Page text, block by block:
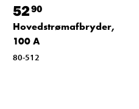
5290
Hovedstrømafbryder,
100 A
80-512